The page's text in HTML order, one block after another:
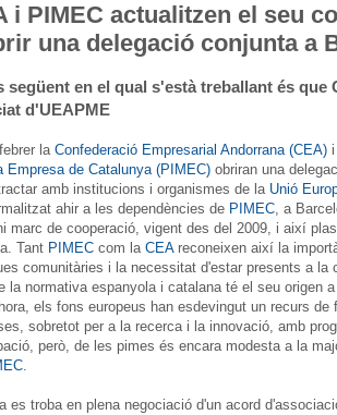
i PIMEC actualitzen el seu
una delegació conjunta a
següent en el qual s'està treballant és que
d'UEAPME
laConfederació Empresarial Andorrana (CEA)
Empresa de Catalunya (PIMEC) obriran una
amb institucions i organismes de la Unió
ahir a les dependències de PIMEC, a
marc de cooperació, vigent des del 2009, i així
Tant PIMEC com la CEAreconeixen així la
comunitàries i la necessitat d'estar presents a la
la normativa espanyola i catalana té el seu origen
els fons europeus han esdevingut un recurs de
sobretot per a la recerca i la innovació, amb
però, de les pimes és encara modesta a la
.
es troba en plena negociació d'un acord